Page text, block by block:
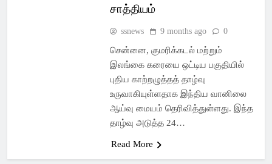
சாத்தியம்
ssnews 9 months ago 0
சென்னை, குமரிக்கடல் மற்றும்
இலங்கை கரையை ஒட்டிய பகுதியில்
புதிய காற்றழுத்தத் தாழ்வு
உருவாகியுள்ளதாக இந்திய வானிலை
ஆய்வு மையம் தெரிவித்துள்ளது. இந்த
தாழ்வு அடுத்த 24…
Read More